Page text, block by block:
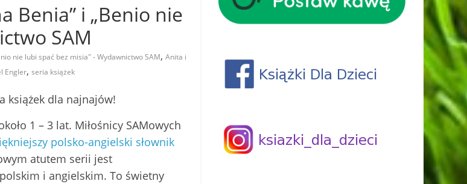
Benia” i „Benio nie
SAM
nie lubi spać bez misia" - Wydawnictwo SAM, Anita i
Engler, seria książek
książek dla najnajów!
1 – 3 lat. Miłośnicy SAMowych
polsko-angielski słownik
atutem serii jest
i angielskim. To świetny